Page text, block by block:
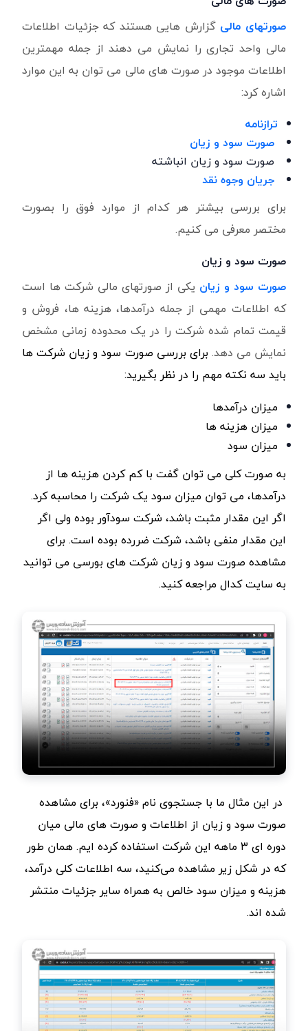
صورتهای مالی گزارش هایی هستند که جزئیات اطلاعات
مالی واحد تجاری را نمایش می دهند از جمله مهمترین
اطلاعات موجود در صورت های مالی می توان به این موارد
اشاره کرد:
ترازنامه
صورت سود و زیان
صورت سود و زیان انباشته
جریان وجوه نقد
برای بررسی بیشتر هر کدام از موارد فوق را بصورت
مختصر معرفی می کنیم.
صورت سود و زیان
صورت سود و زیان یکی از صورتهای مالی شرکت ها است
که اطلاعات مهمی از جمله درآمدها، هزینه ها، فروش و
قیمت تمام شده شرکت را در یک محدوده زمانی مشخص
نمایش می دهد. برای بررسی صورت سود و زیان شرکت ها
باید سه نکته مهم را در نظر بگیرید:
میزان درآمدها
میزان هزینه ها
میزان سود
به صورت کلی می توان گفت با کم کردن هزینه ها از
درآمدها، می توان میزان سود یک شرکت را محاسبه کرد.
اگر این مقدار مثبت باشد، شرکت سودآور بوده ولی اگر
این مقدار منفی باشد، شرکت ضررده بوده است. برای
مشاهده صورت سود و زیان شرکت های بورسی می توانید
به سایت کدال مراجعه کنید.
در این مثال ما با جستجوی نام «فنورد»، برای مشاهده
صورت سود و زیان از اطلاعات و صورت های مالی میان
دوره ای ۳ ماهه این شرکت استفاده کرده ایم. همان طور
که در شکل زیر مشاهده می‌کنید، سه اطلاعات کلی درآمد،
هزینه و میزان سود خالص به همراه سایر جزئیات منتشر
شده اند.